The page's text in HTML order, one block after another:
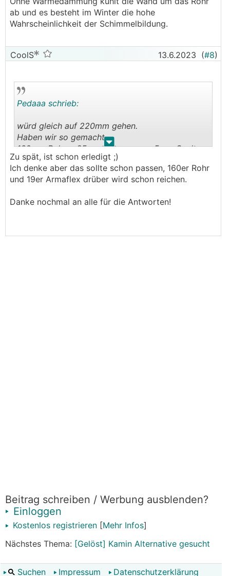
ab und es besteht im Winter die hohe
Wahrscheinlichkeit der Schimmelbildung.
CoolS 13.6.2023 (#8)
. .
Pedaaa schrieb:
würd gleich auf 220mm gehen.
Haben wir so gemacht.
160mm Rohr + 25mm Dämmung + 5mm Spalt
ausgeschäumt
Zu spät, ist schon erledigt ;)
Ich denke aber das sollte schon passen, 160er Rohr
und 19er Armaflex drüber wird schon reichen.
Danke nochmal an alle für die Antworten!
Beitrag schreiben / Werbung ausblenden?
Einloggen
Kostenlos registrieren [Mehr Infos]
Nächstes Thema: [Gelöst] Kamin Alternative gesucht
Suchen Impressum Datenschutzerklärung